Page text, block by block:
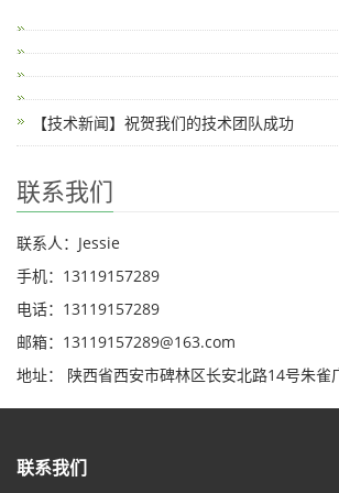
【技术新闻】祝贺我们的技术团队成功
联系我们
联系人：Jessie
手机：13119157289
电话：13119157289
邮箱：13119157289@163.com
地址： 陕西省西安市碑林区长安北路14号朱雀
联系我们